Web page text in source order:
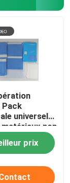
Pack
universel
non
prix